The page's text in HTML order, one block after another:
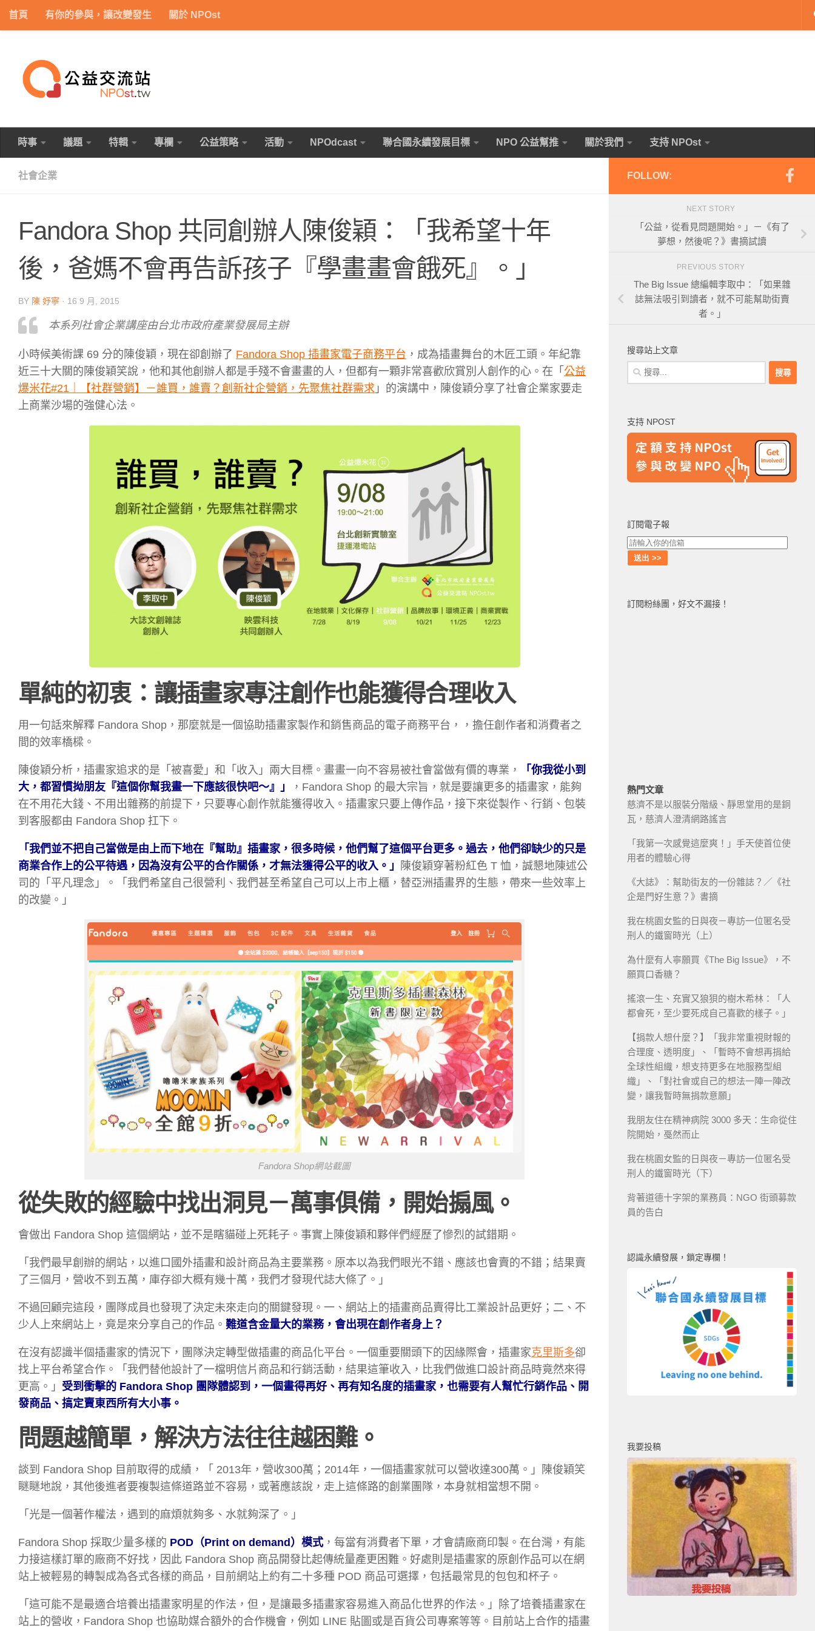
Skip to content
首頁 有你的參與，讓改變發生 關於 NPOst
時事 議題 特輯 專欄 公益策略 活動 NPOdcast 聯合國永續發展目標 NPO 公益幫推 關於我們 支持 NPOst
社會企業
Fandora Shop 共同創辦人陳俊穎：「我希望十年
後，爸媽不會再告訴孩子『學畫畫會餓死』。」
BY 陳 妤寧 · 16 9 月, 2015
本系列社會企業講座由台北市政府產業發展局主辦
小時候美術課 69 分的陳俊穎，現在卻創辦了 Fandora Shop 插畫家電子商務平台 ，成為插畫舞台的木匠工頭。年紀靠
近三十大關的陳俊穎笑說，他和其他創辦人都是手殘不會畫畫的人，但都有一顆非常喜歡欣賞別人創作的心。在「 公益
爆米花#21｜【社群營銷】－誰買，誰賣？創新社企營銷，先聚焦社群需求 」的演講中，陳俊穎分享了社會企業家要走
上商業沙場的強健心法。
單純的初衷：讓插畫家專注創作也能獲得合理收入
用一句話來解釋 Fandora Shop，那麼就是一個協助插畫家製作和銷售商品的電子商務平台，，擔任創作者和消費者之
間的效率橋樑。
陳俊穎分析，插畫家追求的是「被喜愛」和「收入」兩大目標。畫畫一向不容易被社會當做有價的專業，
「你我從小到
大，都習慣拗朋友『這個你幫我畫一下應該很快吧～』」
，Fandora Shop 的最大宗旨，就是要讓更多的插畫家，能夠
在不用花大錢、不用出雜務的前提下，只要專心創作就能獲得收入。插畫家只要上傳作品，接下來從製作、行銷、包裝
到客服都由 Fandora Shop 扛下。
「我們並不把自己當做是由上而下地在『幫助』插畫家，很多時候，他們幫了這個平台更多。過去，他們卻缺少的只是
商業合作上的公平待遇，因為沒有公平的合作關係，才無法獲得公平的收入。」
陳俊穎穿著粉紅色 T 恤，誠懇地陳述公
司的「平凡理念」。「我們希望自己很營利、我們甚至希望自己可以上市上櫃，替亞洲插畫界的生態，帶來一些效率上
的改變。」
Fandora Shop網站截圖
從失敗的經驗中找出洞見－萬事俱備，開始搧風。
會做出 Fandora Shop 這個網站，並不是瞎貓碰上死耗子。事實上陳俊穎和夥伴們經歷了慘烈的試錯期。
「我們最早創辦的網站，以進口國外插畫和設計商品為主要業務。原本以為我們眼光不錯、應該也會賣的不錯；結果賣
了三個月，營收不到五萬，庫存卻大概有幾十萬，我們才發現代誌大條了。」
不過回顧完這段，團隊成員也發現了決定未來走向的關鍵發現。一、網站上的插畫商品賣得比工業設計品更好；二、不
少人上來網站上，竟是來分享自己的作品。 難道含金量大的業務，會出現在創作者身上？
在沒有認識半個插畫家的情況下，團隊決定轉型做插畫的商品化平台。一個重要關頭下的因緣際會，插畫家克里斯多卻
找上平台希望合作。「我們替他設計了一檔明信片商品和行銷活動，結果這筆收入，比我們做進口設計商品時竟然來得
更高。」 受到衝擊的 Fandora Shop 團隊體認到，一個畫得再好、再有知名度的插畫家，也需要有人幫忙行銷作品、開
發商品、搞定賣東西所有大小事。
問題越簡單，解決方法往往越困難。
談到 Fandora Shop 目前取得的成績，「 2013年，營收300萬；2014年，一個插畫家就可以營收達300萬。」陳俊穎笑
瞇瞇地說，其他後進者要複製這條道路並不容易，或著應該說，走上這條路的創業團隊，本身就相當想不開。
「光是一個著作權法，遇到的麻煩就夠多、水就夠深了。」
Fandora Shop 採取少量多樣的 POD（Print on demand）模式，每當有消費者下單，才會請廠商印製。在台灣，有能
力接這樣訂單的廠商不好找，因此 Fandora Shop 商品開發比起傳統量產更困難。好處則是插畫家的原創作品可以在網
站上被輕易的轉製成為各式各樣的商品，目前網站上約有二十多種 POD 商品可選擇，包括最常見的包包和杯子。
「這可能不是最適合培養出插畫家明星的作法，但，是讓最多插畫家容易進入商品化世界的作法。」除了培養插畫家在
站上的營收，Fandora Shop 也協助媒合額外的合作機會，例如 LINE 貼圖或是百貨公司專案等等。目前站上合作的插畫
FOLLOW:
NEXT STORY
「公益，從看見問題開始。」－《有了
夢想，然後呢？》書摘試讀
PREVIOUS STORY
The Big Issue 總編輯李取中：「如果雜
誌無法吸引到讀者，就不可能幫助街賣
者。」
搜尋站上文章
搜
尋
字:
支持 NPOST
訂閱電子報
訂閱粉絲團，好文不漏接！
熱門文章
慈濟不是以服裝分階級、靜思堂用的是銅
瓦，慈濟人澄清網路謠言
「我第一次感覺這麼爽！」手天使首位使
用者的體驗心得
《大誌》：幫助街友的一份雜誌？／《社
企是門好生意？》書摘
我在桃園女監的日與夜－專訪一位匿名受
刑人的鐵窗時光（上）
為什麼有人寧願買《The Big Issue》，不
願買口香糖？
搖滾一生、充實又狼狽的樹木希林：「人
都會死，至少要死成自己喜歡的樣子。」
【捐款人想什麼？】「我非常重視財報的
合理度、透明度」、「暫時不會想再捐給
全球性組織，想支持更多在地服務型組
織」、「對社會或自己的想法一陣一陣改
變，讓我暫時無捐款意願」
我朋友住在精神病院 3000 多天：生命從住
院開始，戞然而止
我在桃園女監的日與夜－專訪一位匿名受
刑人的鐵窗時光（下）
背著道德十字架的業務員：NGO 街頭募款
員的告白
認識永續發展，鎖定專欄！
我要投稿